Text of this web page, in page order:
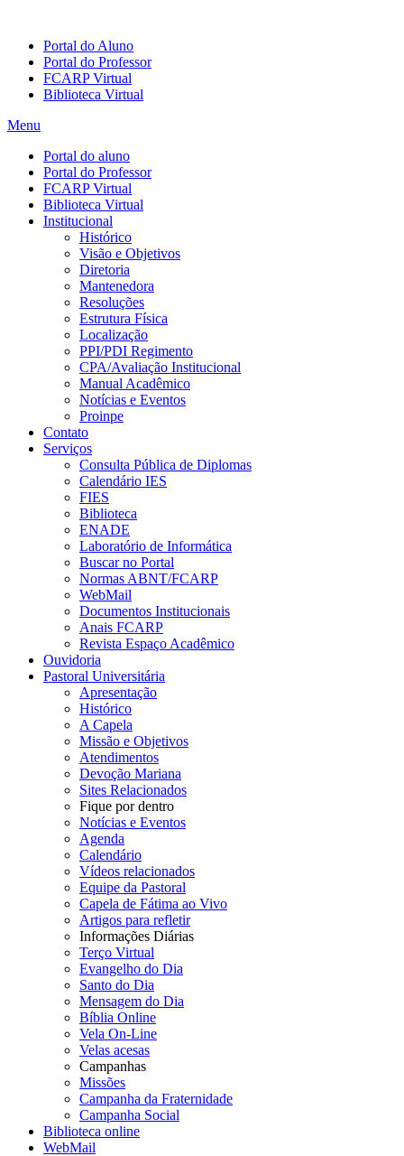
Portal do Aluno
Portal do Professor
FCARP Virtual
Biblioteca Virtual
Menu
Portal do aluno
Portal do Professor
FCARP Virtual
Biblioteca Virtual
Institucional
Histórico
Visão e Objetivos
Diretoria
Mantenedora
Resoluções
Estrutura Física
Localização
PPI/PDI Regimento
CPA/Avaliação Institucional
Manual Acadêmico
Notícias e Eventos
Proinpe
Contato
Serviços
Consulta Pública de Diplomas
Calendário IES
FIES
Biblioteca
ENADE
Laboratório de Informática
Buscar no Portal
Normas ABNT/FCARP
WebMail
Documentos Institucionais
Anais FCARP
Revista Espaço Acadêmico
Ouvidoria
Pastoral Universitária
Apresentação
Histórico
A Capela
Missão e Objetivos
Atendimentos
Devoção Mariana
Sites Relacionados
Fique por dentro
Notícias e Eventos
Agenda
Calendário
Vídeos relacionados
Equipe da Pastoral
Capela de Fátima ao Vivo
Artigos para refletir
Informações Diárias
Terço Virtual
Evangelho do Dia
Santo do Dia
Mensagem do Dia
Bíblia Online
Vela On-Line
Velas acesas
Campanhas
Missões
Campanha da Fraternidade
Campanha Social
Biblioteca online
WebMail